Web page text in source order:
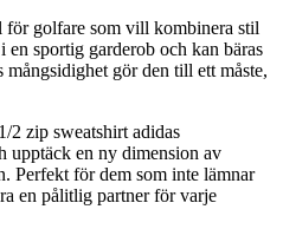
för golfare som vill kombinera stil
en sportig garderob och kan bäras
gör den till ett måste,
2 zip sweatshirt adidas
upptäck en ny dimension av
Perfekt för dem som inte lämnar
en pålitlig partner för varje